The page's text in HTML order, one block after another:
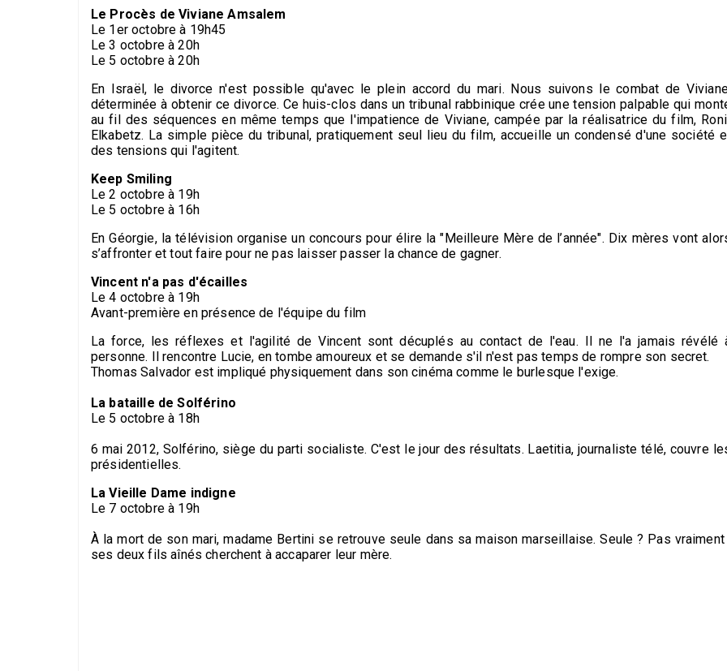
Le Procès de Viviane Amsalem
Le 1er octobre à 19h45
Le 3 octobre à 20h
Le 5 octobre à 20h
En Israël, le divorce n'est possible qu'avec le plein accord du mari. Nous suivons le combat de
déterminée à obtenir ce divorce. Ce huis-clos dans un tribunal rabbinique crée une tension palpable qui
au fil des séquences en même temps que l'impatience de Viviane, campée par la réalisatrice du film,
Elkabetz. La simple pièce du tribunal, pratiquement seul lieu du film, accueille un condensé d'une société
des tensions qui l'agitent.
Keep Smiling
Le 2 octobre à 19h
Le 5 octobre à 16h
En Géorgie, la télévision organise un concours pour élire la "Meilleure Mère de l’année". Dix mères vont
s’affronter et tout faire pour ne pas laisser passer la chance de gagner.
Vincent n'a pas d'écailles
Le 4 octobre à 19h
Avant-première en présence de l'équipe du film
La force, les réflexes et l'agilité de Vincent sont décuplés au contact de l'eau. Il ne l'a jamais révélé
personne. Il rencontre Lucie, en tombe amoureux et se demande s'il n'est pas temps de rompre son secret.
Thomas Salvador est impliqué physiquement dans son cinéma comme le burlesque l'exige.
La bataille de Solférino
Le 5 octobre à 18h
6 mai 2012, Solférino, siège du parti socialiste. C'est le jour des résultats. Laetitia, journaliste télé, couvre
présidentielles.
La Vieille Dame indigne
Le 7 octobre à 19h
À la mort de son mari, madame Bertini se retrouve seule dans sa maison marseillaise. Seule ? Pas vraiment
ses deux fils aînés cherchent à accaparer leur mère.